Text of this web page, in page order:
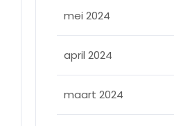
mei 2024
april 2024
maart 2024